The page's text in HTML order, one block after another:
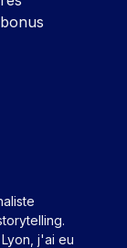
j'ai eu